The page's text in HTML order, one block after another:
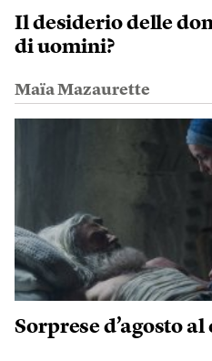
Il desiderio delle
di uomini?
Maïa Mazaurette
Sorprese d’agosto